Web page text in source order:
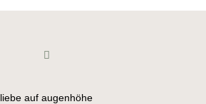
liebe auf augenhöhe